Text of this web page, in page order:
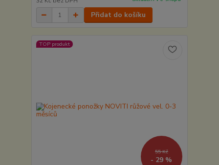
Přidat do košíku
TOP produkt
55 Kč
- 29 %